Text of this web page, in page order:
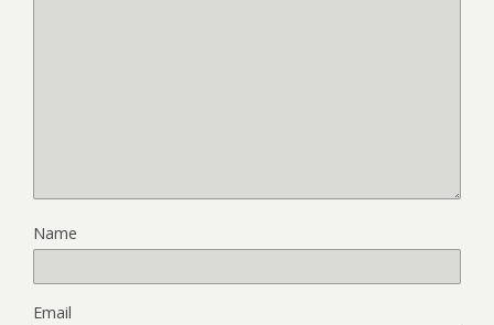
Name
Email